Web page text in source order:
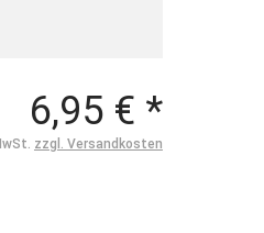
6,95 € *
zzgl. Versandkosten